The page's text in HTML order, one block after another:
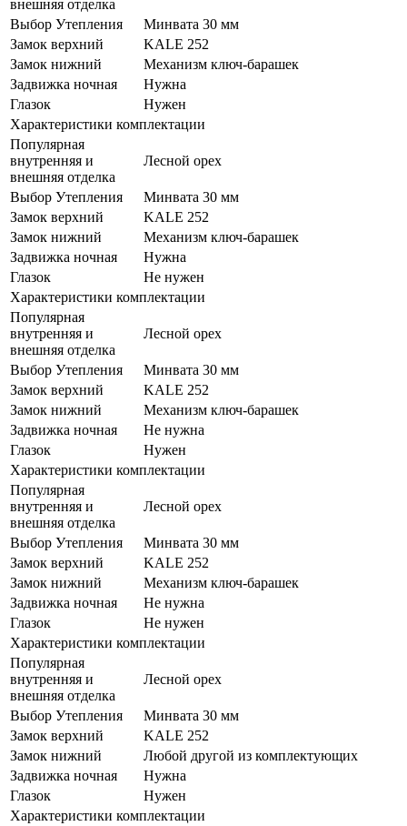
внешняя отделка
Выбор Утепления
Минвата 30 мм
Замок верхний
KALE 252
Замок нижний
Механизм ключ-барашек
Задвижка ночная
Нужна
Глазок
Нужен
Характеристики комплектации
Популярная
внутренняя и
внешняя отделка
Лесной орех
Выбор Утепления
Минвата 30 мм
Замок верхний
KALE 252
Замок нижний
Механизм ключ-барашек
Задвижка ночная
Нужна
Глазок
Не нужен
Характеристики комплектации
Популярная
внутренняя и
внешняя отделка
Лесной орех
Выбор Утепления
Минвата 30 мм
Замок верхний
KALE 252
Замок нижний
Механизм ключ-барашек
Задвижка ночная
Не нужна
Глазок
Нужен
Характеристики комплектации
Популярная
внутренняя и
внешняя отделка
Лесной орех
Выбор Утепления
Минвата 30 мм
Замок верхний
KALE 252
Замок нижний
Механизм ключ-барашек
Задвижка ночная
Не нужна
Глазок
Не нужен
Характеристики комплектации
Популярная
внутренняя и
внешняя отделка
Лесной орех
Выбор Утепления
Минвата 30 мм
Замок верхний
KALE 252
Замок нижний
Любой другой из комплектующих
Задвижка ночная
Нужна
Глазок
Нужен
Характеристики комплектации